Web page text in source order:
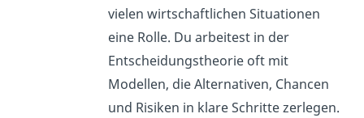
vielen wirtschaftlichen Situationen
eine Rolle. Du arbeitest in der
Entscheidungstheorie oft mit
Modellen, die Alternativen, Chancen
und Risiken in klare Schritte zerlegen.